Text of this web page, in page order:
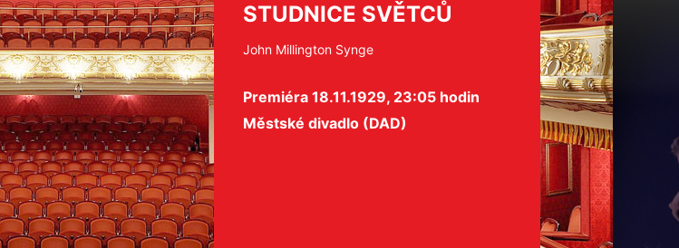
STUDNICE SVĚTCŮ
John Millington Synge
Premiéra 18.11.1929, 23:05 hodin
Městské divadlo (DAD)